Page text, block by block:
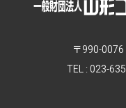
〒990-
TEL : 023-